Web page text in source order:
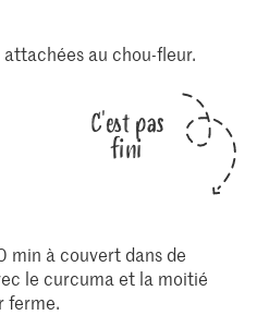
au chou-fleur.
C'est pas
fini
min à couvert dans de
le curcuma et la moitié
ferme.